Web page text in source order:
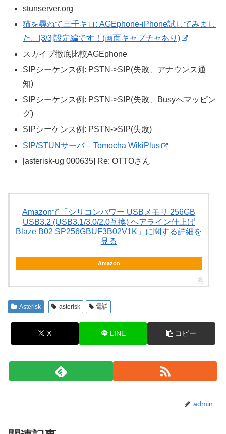
stunserver.org
猫を尋ねて三千キロ: AGEphone-iPhone試してみまし
た。[3/3]設定編です！(画面キャプチャあり)
スカイプ徹底比較AGEphone
SIPシーケンス例: PSTN->SIP(失敗、アナウンス通
知)
SIPシーケンス例: PSTN->SIP(失敗、Busyへマッピン
グ)
SIPシーケンス例: PSTN->SIP(失敗)
SIP/STUNサーバ – Tomocha WikiPlus
[asterisk-ug 000635] Re: OTTOさん
Amazonで「シリコンパワー USBメモリ 256GB
USB3.2 (USB3.1/3.0/2.0互換) ヘアライン仕上げ
Blaze B02 SP256GBUF3B02V1K」に関する詳細を
見る
Amazon
Asterisk asterisk 電話
X LINE コピー
admin